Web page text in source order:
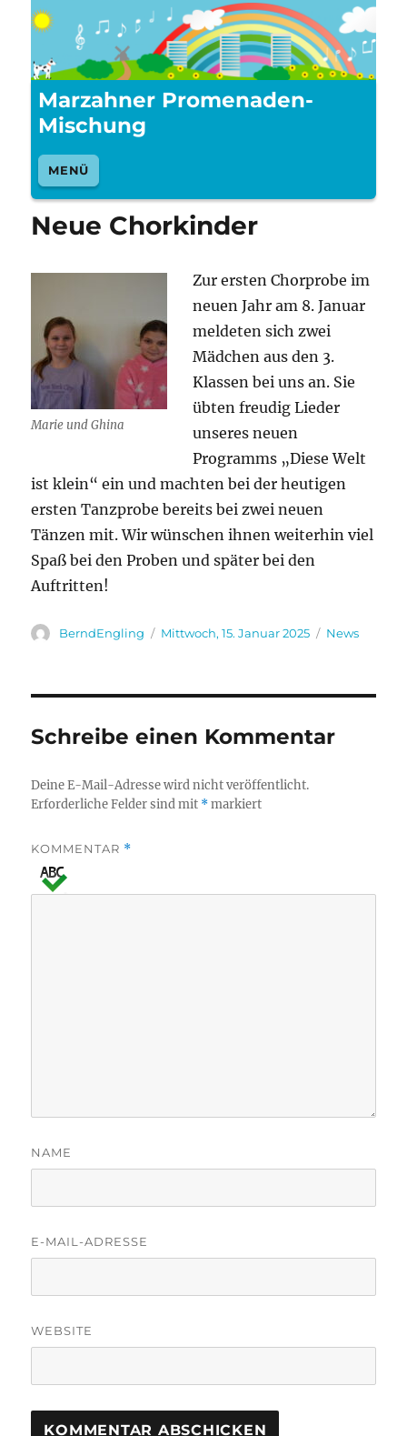
Marzahner Promenaden-
Mischung
MENÜ
Neue Chorkinder
Marie und Ghina
Zur ersten Chorprobe im
neuen Jahr am 8. Januar
meldeten sich zwei
Mädchen aus den 3.
Klassen bei uns an. Sie
übten freudig Lieder
unseres neuen
Programms „Diese Welt
ist klein“ ein und machten bei der heutigen
ersten Tanzprobe bereits bei zwei neuen
Tänzen mit. Wir wünschen ihnen weiterhin viel
Spaß bei den Proben und später bei den
Auftritten!
Autor
BerndEngling
Veröffentlicht
Mittwoch, 15. Januar 2025 Kategorien
News
Schreibe einen Kommentar
Deine E-Mail-Adresse wird nicht veröffentlicht.
Erforderliche Felder sind mit *markiert
KOMMENTAR *
NAME
E-MAIL-ADRESSE
WEBSITE